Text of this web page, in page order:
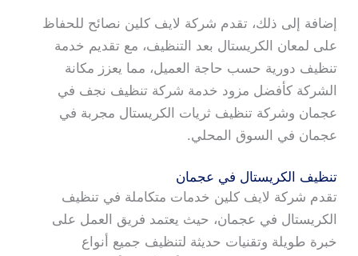
إضافة إلى ذلك، تقدم شركة لايف كلين نصائح للحفاظ
على لمعان الكريستال بعد التنظيف، مع تقديم خدمة
تنظيف دورية حسب حاجة العميل، مما يعزز مكانة
الشركة كأفضل مزود خدمة شركة تنظيف نجف في
عجمان وشركة تنظيف ثريات الكريستال مجربة في
عجمان في السوق المحلي.
تنظيف الكريستال في عجمان
تقدم شركة لايف كلين خدمات متكاملة في تنظيف
الكريستال في عجمان، حيث يعتمد فريق العمل على
خبرة طويلة وتقنيات حديثة لتنظيف جميع أنواع